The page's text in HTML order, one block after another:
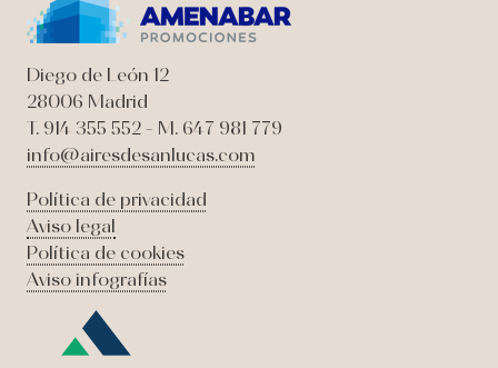
Diego de León 12
28006 Madrid
T. 914 355 552 - M. 647 981 779
info@airesdesanlucas.com
Política de privacidad
Aviso legal
Política de cookies
Aviso infografías